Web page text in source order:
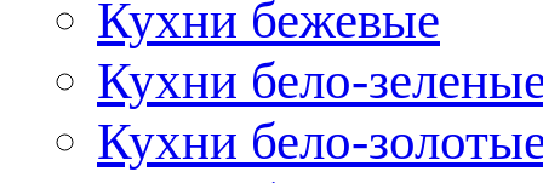
Кухни бежевые
Кухни бело-
Кухни бело-